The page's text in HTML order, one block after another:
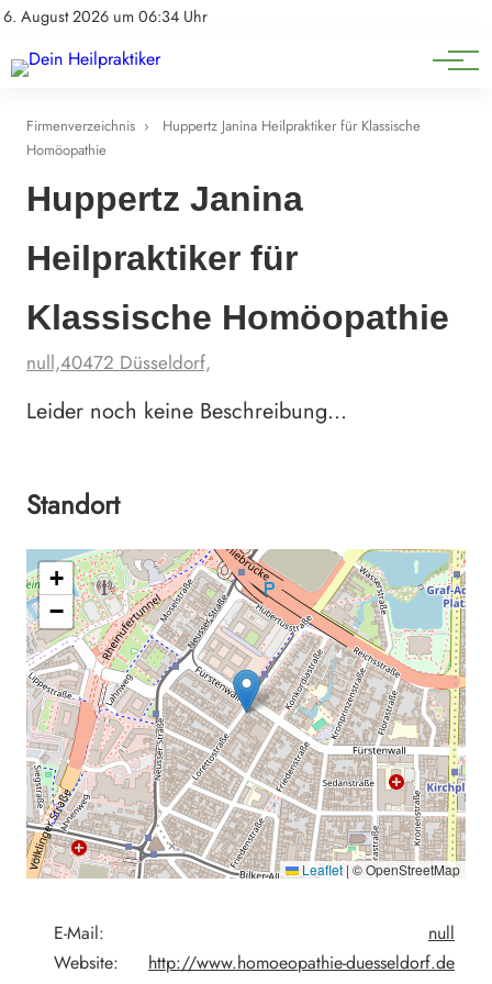
6. August 2026 um 06:34 Uhr
Impressum
Natürliche Medizin
Heilpflanzen & Kräuterkunde
Firmenverzeichnis ›
Huppertz Janina Heilpraktiker für Klassische
Homöopathie
Huppertz Janina
Heilpraktiker für
Klassische Homöopathie
null,40472 Düsseldorf,
Leider noch keine Beschreibung…
Standort
+
−
Leaflet | © OpenStreetMap
E-Mail:
null
Website:
http://www.homoeopathie-duesseldorf.de